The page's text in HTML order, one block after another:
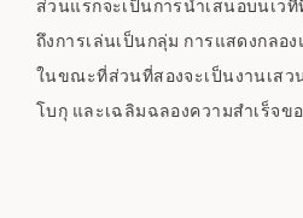
ถึงการเล่นเป็นกลุ่ม การแสดงกลอ
ในขณะที่ส่วนที่สองจะเป็นงานเสว
โบกุ และเฉลิมฉลองความสำเร็จข